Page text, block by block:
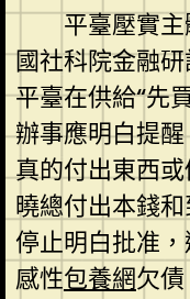
平臺壓實
國社科院金融
平臺在供給“先
辦事應明白提
真的付出東西
曉總付出本錢
停止明白批准
感性包養網欠債